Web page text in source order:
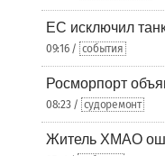
ЕС исключил
09:16 / события
Росморпорт
08:23 / судоремонт
Житель ХМАО